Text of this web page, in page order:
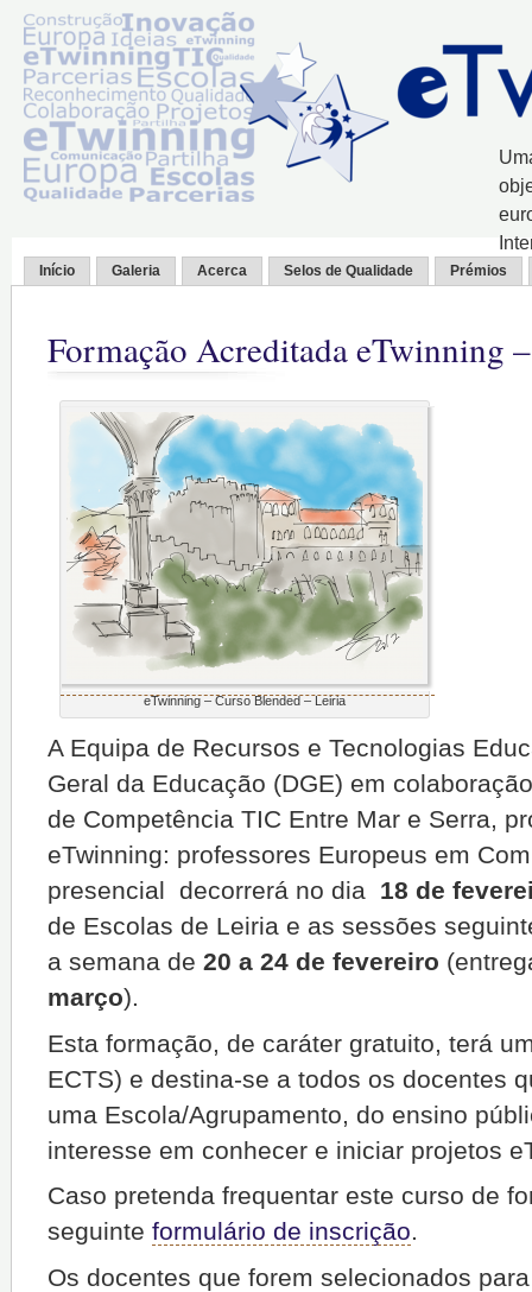
Início Galeria Acerca Selos de Qualidade Prémios
Formação Acreditada eTwinning
eTwinning – Curso Blended – Leiria
A Equipa de Recursos e Tecnologias
Geral da Educação (DGE) em
de Competência TIC Entre Mar e Serra,
eTwinning: professores Europeus em
presencial decorrerá no dia 18 de
de Escolas de Leiria e as sessões
a semana de 20 a 24 de fevereiro
março).
Esta formação, de caráter gratuito, terá
ECTS) e destina-se a todos os docentes
uma Escola/Agrupamento, do ensino
interesse em conhecer e iniciar projetos
Caso pretenda frequentar este curso de
seguinte formulário de inscrição.
Os docentes que forem selecionados